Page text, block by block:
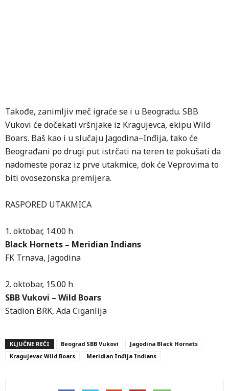
Takođe, zanimljiv meč igraće se i u Beogradu. SBB
Vukovi će dočekati vršnjake iz Kragujevca, ekipu Wild
Boars. Baš kao i u slučaju Jagodina–Inđija, tako će
Beograđani po drugi put istrčati na teren te pokušati da
nadomeste poraz iz prve utakmice, dok će Veprovima to
biti ovosezonska premijera.
RASPORED UTAKMICA
1. oktobar, 14.00 h
Black Hornets – Meridian Indians
FK Trnava, Jagodina
2. oktobar, 15.00 h
SBB Vukovi – Wild Boars
Stadion BRK, Ada Ciganlija
KLJUČNE REČI Beograd SBB Vukovi
Jagodina Black Hornets
Kragujevac Wild Boars
Meridian Inđija Indians